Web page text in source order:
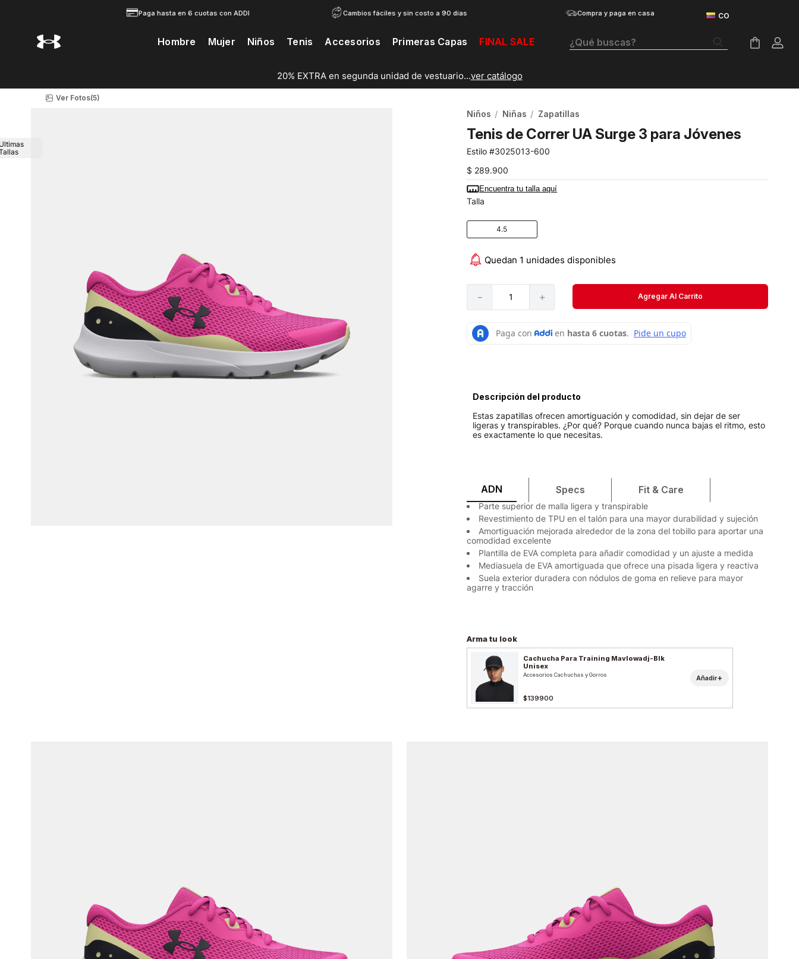
Paga hasta en 6 cuotas con ADDI Cambios fáciles y sin costo a 90 días Compra y paga en casa
Hombre Mujer Niños Tenis Accesorios Primeras Capas FINAL SALE ¿Qué buscas?
20% EXTRA en segunda unidad de vestuario...ver catálogo
Ver Fotos(5)
Niños Niñas Zapatillas
Tenis de Correr UA Surge 3 para Jóvenes
3025013-600
$ 289.900
Encuentra tu talla aquí
Talla
4.5
Quedan 1 unidades disponibles
＋
－ Agregar Al Carrito
Descripción del producto
Estas zapatillas ofrecen amortiguación y comodidad, sin dejar de ser
ligeras y transpirables. ¿Por qué? Porque cuando nunca bajas el ritmo, esto
es exactamente lo que necesitas.
ADN Specs Fit & Care
Parte superior de malla ligera y transpirable
Revestimiento de TPU en el talón para una mayor durabilidad y sujeción
Amortiguación mejorada alrededor de la zona del tobillo para aportar una
comodidad excelente
Plantilla de EVA completa para añadir comodidad y un ajuste a medida
Mediasuela de EVA amortiguada que ofrece una pisada ligera y reactiva
Suela exterior duradera con nódulos de goma en relieve para mayor
agarre y tracción
Arma tu look
Cachucha Para Training Mavlowadj-Blk
Unisex
Accesorios Cachuchas y Gorros
$139900
Añadir+
Botas
Tenis Mujer